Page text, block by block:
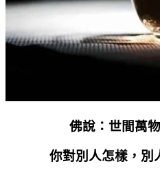
佛說：世間萬
你對別人怎樣，別